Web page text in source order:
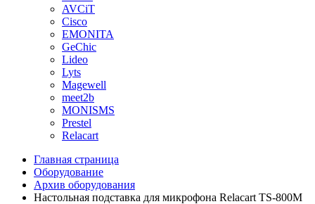
AVCiT
Cisco
EMONITA
GeChic
Lideo
Lyts
Magewell
meet2b
MONISMS
Prestel
Relacart
Главная страница
Оборудование
Архив оборудования
Настольная подставка для микрофона Relacart TS-800M